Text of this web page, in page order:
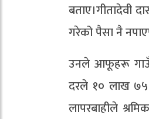
बताए।गीतादेवी
गरेको पैसा नै
उनले आफूहरू
दरले १० लाख ७५
लापरबाहीले